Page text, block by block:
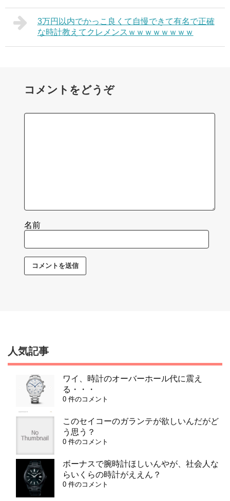
3万円以内でかっこ良くて自慢できて有名で正確
な時計教えてクレメンスｗｗｗｗｗｗｗｗ
コメントをどうぞ
名前
人気記事
ワイ、時計のオーバーホール代に震え
る・・・
0 件のコメント
このセイコーのガランテが欲しいんだがど
う思う？
0 件のコメント
ボーナスで腕時計ほしいんやが、社会人な
らいくらの時計がええん？
0 件のコメント